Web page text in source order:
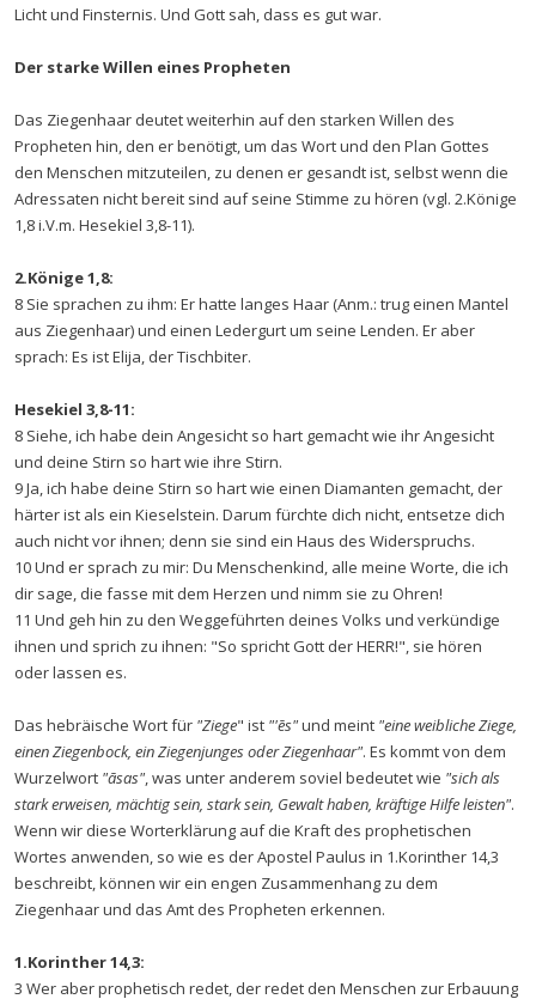
Licht und Finsternis. Und Gott sah, dass es gut war.
Der starke Willen eines Propheten
Das Ziegenhaar deutet weiterhin auf den starken Willen des
Propheten hin, den er benötigt, um das Wort und den Plan Gottes
den Menschen mitzuteilen, zu denen er gesandt ist, selbst wenn die
Adressaten nicht bereit sind auf seine Stimme zu hören (vgl. 2.Könige
1,8 i.V.m. Hesekiel 3,8-11).
2.Könige 1,8:
8 Sie sprachen zu ihm: Er hatte langes Haar (Anm.: trug einen Mantel
aus Ziegenhaar) und einen Ledergurt um seine Lenden. Er aber
sprach: Es ist Elija, der Tischbiter.
Hesekiel 3,8-11:
8 Siehe, ich habe dein Angesicht so hart gemacht wie ihr Angesicht
und deine Stirn so hart wie ihre Stirn.
9 Ja, ich habe deine Stirn so hart wie einen Diamanten gemacht, der
härter ist als ein Kieselstein. Darum fürchte dich nicht, entsetze dich
auch nicht vor ihnen; denn sie sind ein Haus des Widerspruchs.
10 Und er sprach zu mir: Du Menschenkind, alle meine Worte, die ich
dir sage, die fasse mit dem Herzen und nimm sie zu Ohren!
11 Und geh hin zu den Weggeführten deines Volks und verkündige
ihnen und sprich zu ihnen: "So spricht Gott der HERR!", sie hören
oder lassen es.
Das hebräische Wort für "Ziege" ist "'ēs"und meint "eine weibliche Ziege,
einen Ziegenbock, ein Ziegenjunges oder Ziegenhaar". Es kommt von dem
Wurzelwort "āsas", was unter anderem soviel bedeutet wie "sich als
stark erweisen, mächtig sein, stark sein, Gewalt haben, kräftige Hilfe leisten".
Wenn wir diese Worterklärung auf die Kraft des prophetischen
Wortes anwenden, so wie es der Apostel Paulus in 1.Korinther 14,3
beschreibt, können wir ein engen Zusammenhang zu dem
Ziegenhaar und das Amt des Propheten erkennen.
1.Korinther 14,3:
3 Wer aber prophetisch redet, der redet den Menschen zur Erbauung